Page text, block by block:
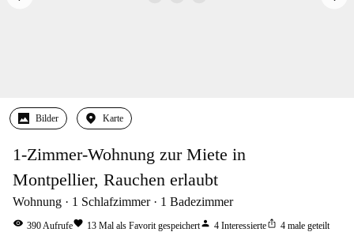
Bilder Karte
1-Zimmer-Wohnung zur Miete in
Montpellier, Rauchen erlaubt
Wohnung 1 Schlafzimmer 1 Badezimmer
visibility 390Aufrufefavorite 13 Mal als Favorit gespeichertperson 4 Interessierteios_share 4 male geteilt